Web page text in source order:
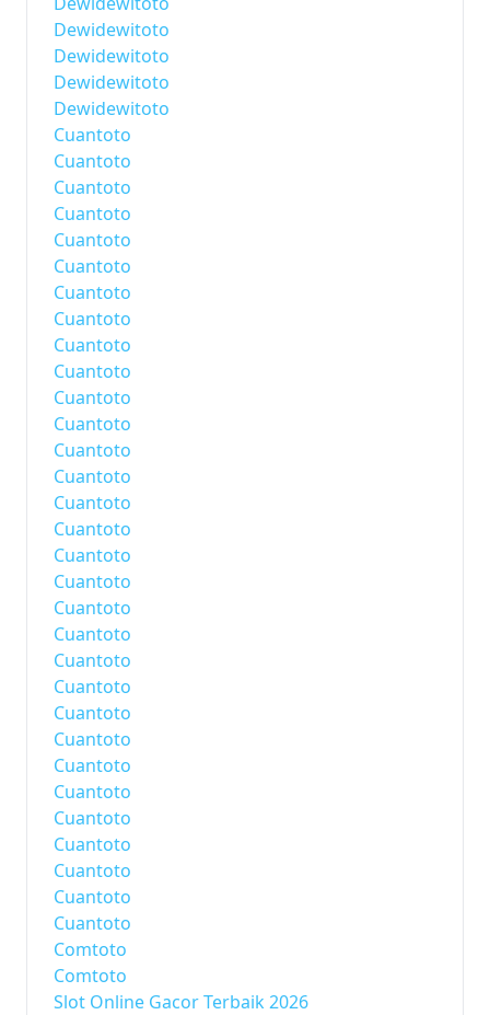
Dewidewitoto
Dewidewitoto
Dewidewitoto
Dewidewitoto
Cuantoto
Cuantoto
Cuantoto
Cuantoto
Cuantoto
Cuantoto
Cuantoto
Cuantoto
Cuantoto
Cuantoto
Cuantoto
Cuantoto
Cuantoto
Cuantoto
Cuantoto
Cuantoto
Cuantoto
Cuantoto
Cuantoto
Cuantoto
Cuantoto
Cuantoto
Cuantoto
Cuantoto
Cuantoto
Cuantoto
Cuantoto
Cuantoto
Cuantoto
Cuantoto
Cuantoto
Comtoto
Comtoto
Slot Online Gacor Terbaik 2026